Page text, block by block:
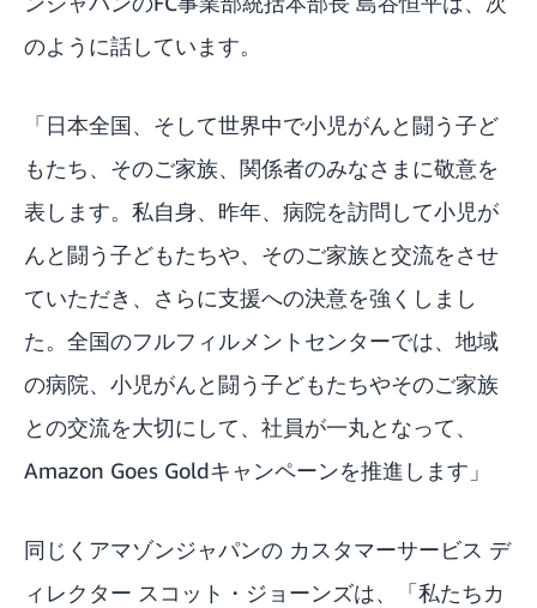
のように話しています。
「日本全国、そして世界中で小児がんと闘う子ど
もたち、そのご家族、関係者のみなさまに敬意を
表します。私自身、昨年、病院を訪問して小児が
んと闘う子どもたちや、そのご家族と交流をさせ
ていただき、さらに支援への決意を強くしまし
た。全国のフルフィルメントセンターでは、地域
の病院、小児がんと闘う子どもたちやそのご家族
との交流を大切にして、社員が一丸となって、
Amazon Goes Goldキャンペーンを推進します」
同じくアマゾンジャパンの カスタマーサービス デ
ィレクター スコット・ジョーンズは、「私たちカ